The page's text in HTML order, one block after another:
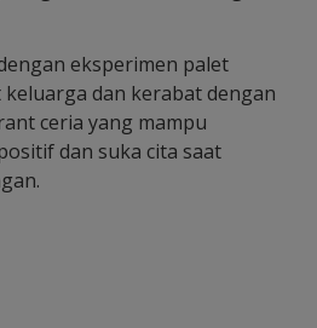
eksperimen palet
keluarga dan kerabat dengan
ceria yang mampu
dan suka cita saat